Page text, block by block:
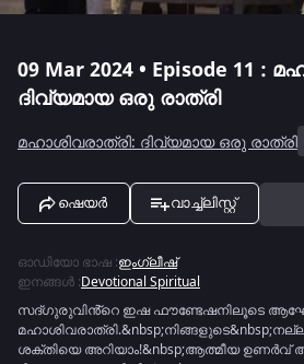
09 Mar 2024 • Episode 11 :
ദിവ്യമായ ഒരു രാത്രി
മഹാശിവരാത്രി: ദിവ്യമായ ഒരു രാത്രി
ഷെയർ വാച്ച്ലിസ്റ്റ്
ഓഡിയോ ഭാഷ :ഇംഗ്ലീഷ്
ഇനങ്ങൾ :Devotional Spiritual
സദ്ഗുരുവിൻ്റെ ഇഷ ഫൗണ്ടേഷനിലൂടെ
ശക്തിയെ അറിയാം!&nbsp;ആത്മീയ ഉണർവ്